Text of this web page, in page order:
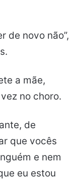
de novo não”,
a mãe,
no choro.
de
que vocês
e nem
eu estou